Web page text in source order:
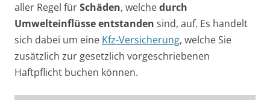
aller Regel fürSchäden, welchedurch
Umwelteinflüsse entstanden sind, auf. Es handelt
sich dabei um eine Kfz-Versicherung, welche Sie
zusätzlich zur gesetzlich vorgeschriebenen
Haftpflicht buchen können.